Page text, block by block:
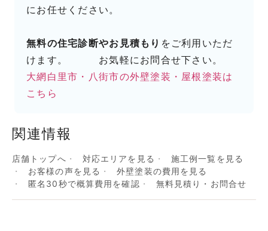
にお任せください。
無料の住宅診断やお見積もり をご利用いただ
けます。 お気軽にお問合せ下さい。
大網白里市・八街市の外壁塗装・屋根塗装は
こちら
関連情報
店舗トップへ 対応エリアを見る
施工例一覧を見る
お客様の声を見る
外壁塗装の費用を見る
匿名30秒で概算費用を確認
無料見積り・お問合せ